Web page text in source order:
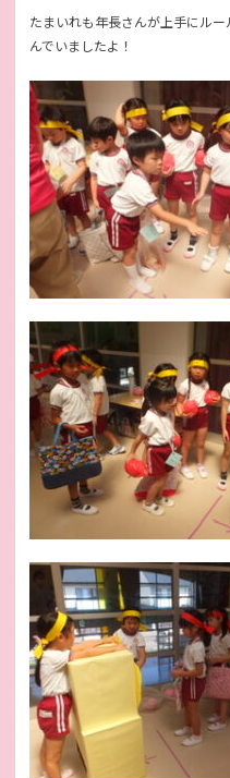
たまいれも年長さんが上手にル
んでいましたよ！